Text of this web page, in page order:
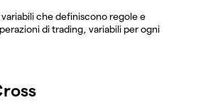
che definiscono regole e
di trading, variabili per ogni